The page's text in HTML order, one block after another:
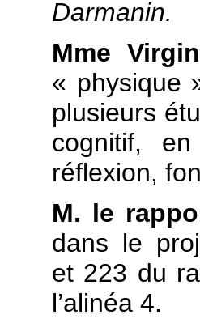
Darmanin.
Mme
« physique
plusieurs
cognitif,
réflexion,
M. le
dans le
et 223 du
l’alinéa 4.